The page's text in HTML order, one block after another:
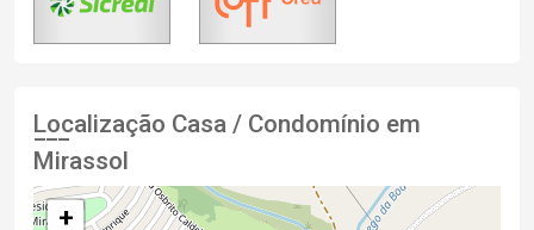
Localização Casa / Condomínio em
Mirassol
+